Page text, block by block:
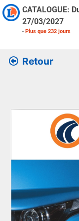
CATALOGUE:
27/03/2027
- Plus que 232 jours
Retour